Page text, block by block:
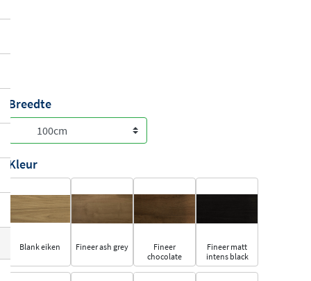
Breedte
Kleur
Blank eiken Fineer ash grey
Fineer
chocolate
Fineer matt
intens black